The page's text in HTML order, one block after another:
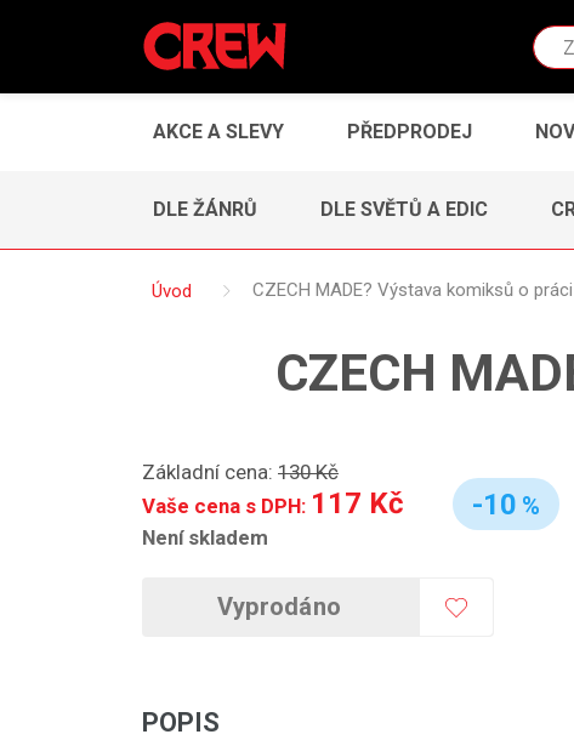
AKCE A SLEVY PŘEDPRODEJ
DLE ŽÁNRŮ DLE SVĚTŮ A EDIC
Úvod CZECH MADE? Výstava komiksů o
CZECH
Základní cena: 130 Kč
Vaše cena s DPH: 117 Kč
Není skladem
-10 %
Vyprodáno
POPIS